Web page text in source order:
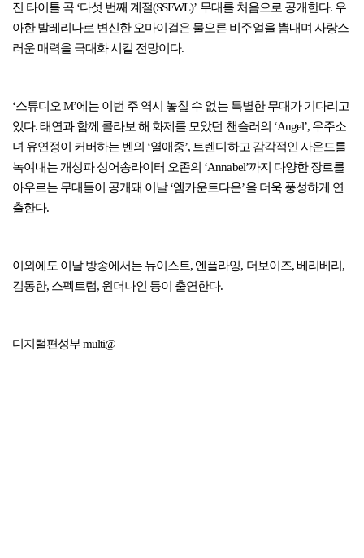
진 타이틀 곡 ‘다섯 번째 계절(SSFWL)’ 무대를 처음으로 공개한다. 우
아한 발레리나로 변신한 오마이걸은 물오른 비주얼을 뽐내며 사랑스
러운 매력을 극대화 시킬 전망이다.
‘스튜디오 M’에는 이번 주 역시 놓칠 수 없는 특별한 무대가 기다리고
있다. 태연과 함께 콜라보 해 화제를 모았던 챈슬러의 ‘Angel’, 우주소
녀 유연정이 커버하는 벤의 ‘열애중’, 트렌디하고 감각적인 사운드를
녹여내는 개성파 싱어송라이터 오존의 ‘Annabel’까지 다양한 장르를
아우르는 무대들이 공개돼 이날 ‘엠카운트다운’을 더욱 풍성하게 연
출한다.
이외에도 이날 방송에서는 뉴이스트, 엔플라잉, 더보이즈, 베리베리,
김동한, 스펙트럼, 원더나인 등이 출연한다.
디지털편성부 multi@